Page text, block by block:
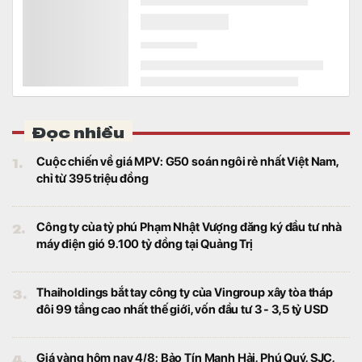
hoàn toàn có thể trở thành một “hành lang
AI không tạo cơ hội cho mọi doanh nghiệp: Vì sao
Tiêu điểm
Không chỉ ghi nhận kết quả kinh doanh tăng
trưởng mạnh trong nửa đầu năm 2026,
Masan High-Tech Materials (UPCoM: MSR)
còn đang hưởng lợi từ một sự thay đổi mang
tính cấu trúc của thị trường vật liệu.
Phát hiện 103.000 tấn vàng, bạch kim trị giá 30.000 tỷ
đồng bị quên trong ngăn kéo